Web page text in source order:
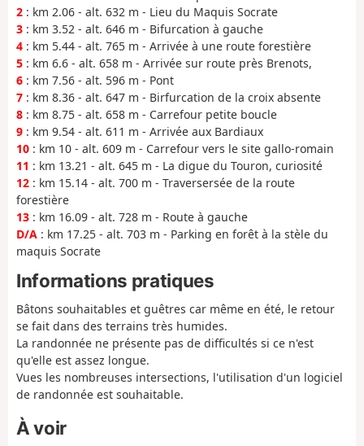
2 : km 2.06 - alt. 632 m - Lieu du Maquis Socrate
3 : km 3.52 - alt. 646 m - Bifurcation à gauche
4 : km 5.44 - alt. 765 m - Arrivée à une route forestière
5 : km 6.6 - alt. 658 m - Arrivée sur route près Brenots,
6 : km 7.56 - alt. 596 m - Pont
7 : km 8.36 - alt. 647 m - Birfurcation de la croix absente
8 : km 8.75 - alt. 658 m - Carrefour petite boucle
9 : km 9.54 - alt. 611 m - Arrivée aux Bardiaux
10 : km 10 - alt. 609 m - Carrefour vers le site gallo-romain
11 : km 13.21 - alt. 645 m - La digue du Touron, curiosité
12 : km 15.14 - alt. 700 m - Traversersée de la route
forestière
13 : km 16.09 - alt. 728 m - Route à gauche
D/A : km 17.25 - alt. 703 m - Parking en forêt à la stèle du
maquis Socrate
Informations pratiques
Bâtons souhaitables et guêtres car même en été, le retour
se fait dans des terrains très humides.
La randonnée ne présente pas de difficultés si ce n'est
qu'elle est assez longue.
Vues les nombreuses intersections, l'utilisation d'un logiciel
de randonnée est souhaitable.
À voir